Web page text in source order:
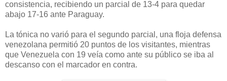
consistencia, recibiendo un parcial de 13-4 para quedar
abajo 17-16 ante Paraguay.
La tónica no varió para el segundo parcial, una floja defensa
venezolana permitió 20 puntos de los visitantes, mientras
que Venezuela con 19 veía como ante su público se iba al
descanso con el marcador en contra.